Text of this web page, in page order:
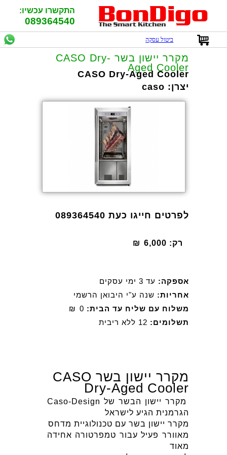
התקשרו עכשיו:
089364540
ביטול עסקה
מקרר יישון בשר CASO Dry-
Aged Cooler
יצרן: caso
CASO Dry-Aged Cooler
לפרטים חייגו כעת 089364540
אספקה: עד 3 ימי עסקים
אחריות: שנה ע"י היבואן הרשמי
משלוח עם שליח עד הבית: 0
₪
תשלומים: 12 ללא ריבית
מקרר יישון בשר CASO
Dry-Aged Cooler
מקרר יישון הבשר של Caso-Design
הגרמנית הגיע לישראל
מקרר יישון בשר עם טכנולוגיית מדחס
מאוורר פעיל עבור טמפרטורה אחידה
מאוד
רק: 6,000
₪